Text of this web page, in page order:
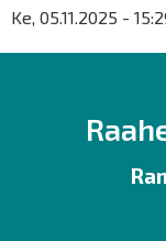
Ke, 05.11.2025 -